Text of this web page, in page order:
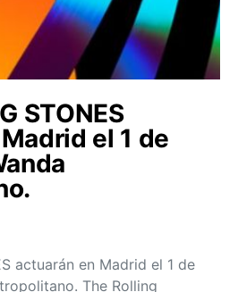
STONES
el 1 de
actuarán en Madrid el 1 de
The Rolling